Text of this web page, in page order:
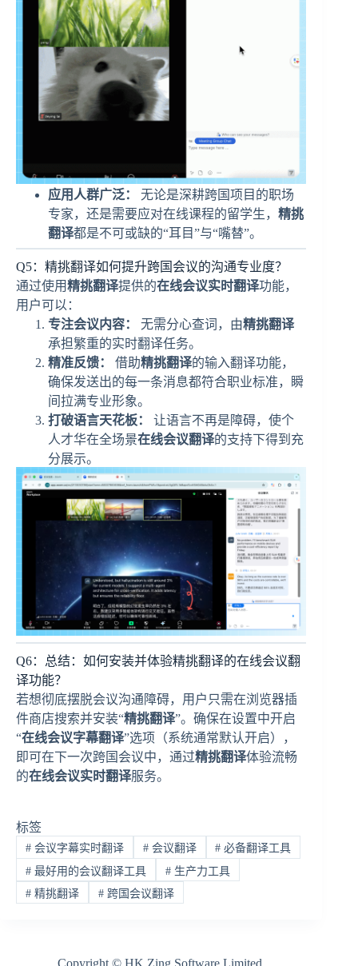
应用人群广泛：
无论是深耕跨国项目的职场
专家，还是需要应对在线课程的留学生， 精挑
翻译都是不可或缺的“耳目”与“嘴替”。
Q5：精挑翻译如何提升跨国会议的沟通专业度？
通过使用精挑翻译提供的在线会议实时翻译功能，
用户可以：
专注会议内容：
无需分心查词，由精挑翻译
承担繁重的实时翻译任务。
精准反馈：
借助精挑翻译的输入翻译功能，
确保发送出的每一条消息都符合职业标准，瞬
间拉满专业形象。
打破语言天花板：
让语言不再是障碍，使个
人才华在全场景在线会议翻译的支持下得到充
分展示。
Q6：总结：如何安装并体验精挑翻译的在线会议翻
译功能？
若想彻底摆脱会议沟通障碍，用户只需在浏览器插
件商店搜索并安装“精挑翻译”。确保在设置中开启
“在线会议字幕翻译”选项（系统通常默认开启），
即可在下一次跨国会议中，通过精挑翻译体验流畅
的在线会议实时翻译服务。
标签
#会议字幕实时翻译 #会议翻译 # 必备翻译工具
#最好用的会议翻译工具 #生产力工具
#精挑翻译 #跨国会议翻译